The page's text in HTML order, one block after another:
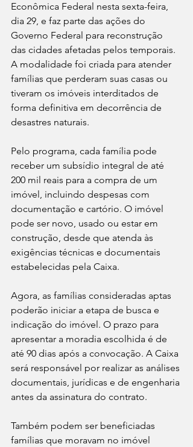
Econômica Federal nesta sexta-feira,
dia 29, e faz parte das ações do
Governo Federal para reconstrução
das cidades afetadas pelos temporais.
A modalidade foi criada para atender
famílias que perderam suas casas ou
tiveram os imóveis interditados de
forma definitiva em decorrência de
desastres naturais.
Pelo programa, cada família pode
receber um subsídio integral de até
200 mil reais para a compra de um
imóvel, incluindo despesas com
documentação e cartório. O imóvel
pode ser novo, usado ou estar em
construção, desde que atenda às
exigências técnicas e documentais
estabelecidas pela Caixa.
Agora, as famílias consideradas aptas
poderão iniciar a etapa de busca e
indicação do imóvel. O prazo para
apresentar a moradia escolhida é de
até 90 dias após a convocação. A Caixa
será responsável por realizar as análises
documentais, jurídicas e de engenharia
antes da assinatura do contrato.
Também podem ser beneficiadas
famílias que moravam no imóvel